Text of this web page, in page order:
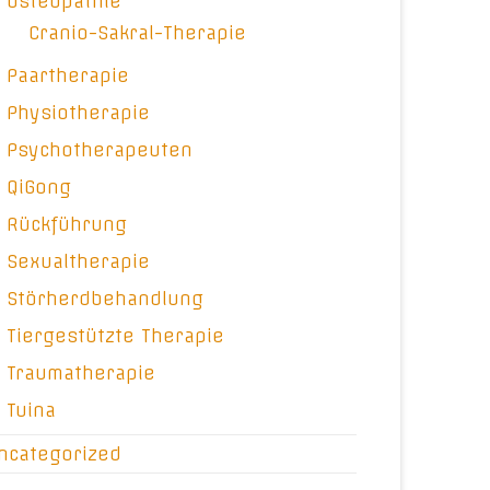
Cranio-Sakral-Therapie
Paartherapie
Physiotherapie
Psychotherapeuten
QiGong
Rückführung
Sexualtherapie
Störherdbehandlung
Tiergestützte Therapie
Traumatherapie
Tuina